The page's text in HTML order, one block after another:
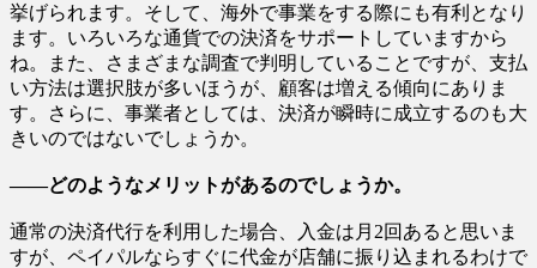
挙げられます。そして、海外で事業をする際にも有利となり
ます。いろいろな通貨での決済をサポートしていますから
ね。また、さまざまな調査で判明していることですが、支払
い方法は選択肢が多いほうが、顧客は増える傾向にありま
す。さらに、事業者としては、決済が瞬時に成立するのも大
きいのではないでしょうか。
――どのようなメリットがあるのでしょうか。
通常の決済代行を利用した場合、入金は月2回あると思いま
すが、ペイパルならすぐに代金が店舗に振り込まれるわけで